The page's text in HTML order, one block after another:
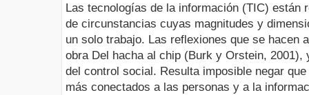
Las tecnologías de la información (TIC) están
de circunstancias cuyas magnitudes y
un solo trabajo. Las reflexiones que se hacen
obra Del hacha al chip (Burk y Orstein, 2001),
del control social. Resulta imposible negar
más conectados a las personas y a la